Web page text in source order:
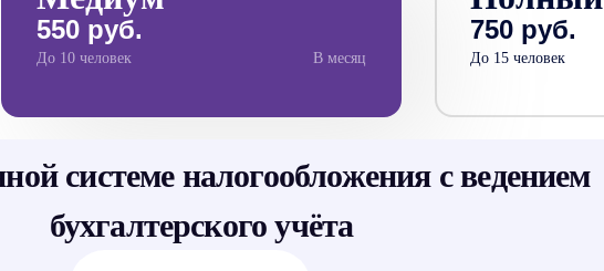
550 руб.
До 10 человек В месяц
750 руб.
До 15 человек
системе налогообложения с ведением
бухгалтерского учёта